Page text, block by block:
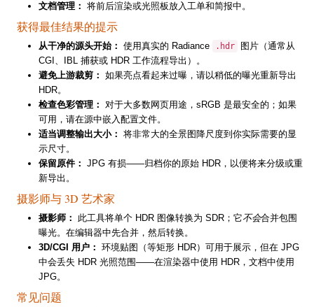
文档管理： 将前后渲染或光照板放入工单和简报中。
获得最佳结果的提示
从干净的源头开始： 使用真实的 Radiance .hdr
图片（通常从
CGI、IBL 捕获或 HDR 工作流程导出）。
避免上游裁剪： 如果亮点看起来过曝，请以稍低的曝光重新导出
HDR。
检查色彩管理： 对于大多数网页用途，sRGB 是最安全的；如果
可用，请在源中嵌入配置文件。
适当调整输出大小： 将非常大的全景图降尺度到你实际需要的显
示尺寸。
保留原件： JPG 有损——归档你的原始 HDR，以便将来分级或重
新导出。
摄影师与 3D 艺术家
摄影师： 此工具将单个 HDR 图像转换为 SDR；它不会合并包围
曝光。在编辑器中先合并，然后转换。
3D/CGI 用户： 环境贴图（等矩形 HDR）可用于展示，但在 JPG
中会丢失 HDR 光照范围——在渲染器中使用 HDR，文档中使用
JPG。
常见问题